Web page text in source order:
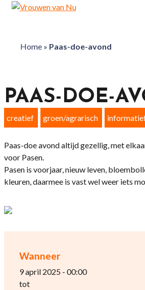
Home» Paas-doe-avond
Wanneer
9 april 2025 - 00:00
tot
PAAS-DOE-
creatief groen/agrarisch
Paas-doe avond altijd gezellig, met
voor Pasen.
Pasen is voorjaar, nieuw leven,
kleuren, daarmee is vast wel weer iets